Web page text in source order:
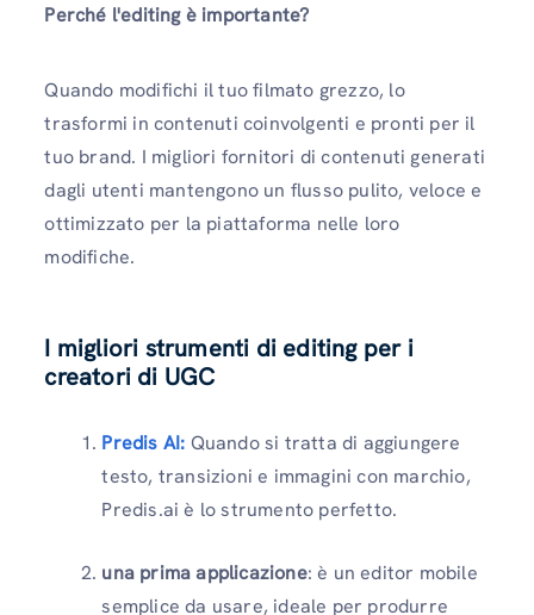
Perché l'editing è importante?
Quando modifichi il tuo filmato grezzo, lo
trasformi in contenuti coinvolgenti e pronti per il
tuo brand. I migliori fornitori di contenuti generati
dagli utenti mantengono un flusso pulito, veloce e
ottimizzato per la piattaforma nelle loro
modifiche.
I migliori strumenti di editing per i
creatori di UGC
Predis AI: Quando si tratta di aggiungere
testo, transizioni e immagini con marchio,
Predis.ai è lo strumento perfetto.
una prima applicazione: è un editor mobile
semplice da usare, ideale per produrre